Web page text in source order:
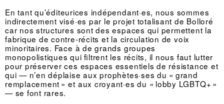
En tant qu’éditeurices indépendant·es, nous sommes
indirectement visé·es par le projet totalisant de Bolloré
car nos structures sont des espaces qui permettent la
fabrique de contre-récits et la circulation de voix
minoritaires. Face à de grands groupes
monopolistiques qui filtrent les récits, il nous faut lutter
pour préserver ces espaces essentiels de résistance et
qui — n’en déplaise aux prophètes·ses du « grand
remplacement » et aux croyant·es du « lobby LGBTQ+ »
— se font rares.